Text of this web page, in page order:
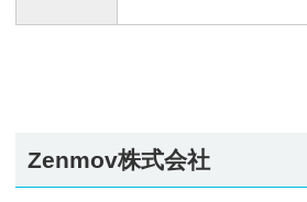
Zenmov株式会社